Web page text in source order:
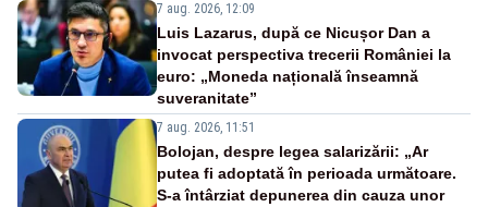
7 aug. 2026, 12:09
Luis Lazarus, după ce Nicușor Dan a
invocat perspectiva trecerii României la
euro: „Moneda națională înseamnă
suveranitate”
7 aug. 2026, 11:51
Bolojan, despre legea salarizării: „Ar
putea fi adoptată în perioada următoare.
S-a întârziat depunerea din cauza unor